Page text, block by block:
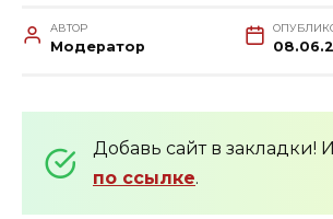
АВТОР
Модератор
Добавь сайт в закладки!
по ссылке.